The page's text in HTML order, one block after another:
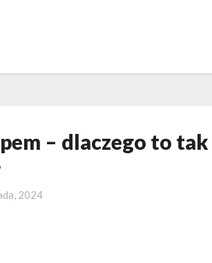
– dlaczego to tak
2024